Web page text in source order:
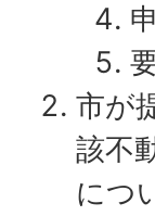
市が
該不
につ